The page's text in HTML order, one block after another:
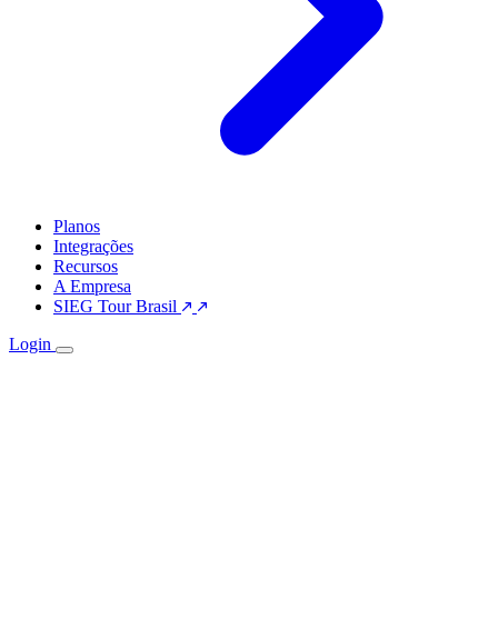
Planos
Integrações
Recursos
A Empresa
SIEG Tour Brasil
Login